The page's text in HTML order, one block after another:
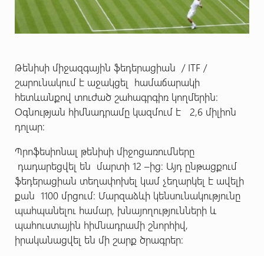
Թենիսի միջազգային ֆեդերացիան / ITF /
շարունակում է աջակցել համաճարակի
հետևանքով տուժած շահագրգիռ կողմերին։
Օգնության հիմնադրամը կազմում է 2,6 միլիոն
դոլար։
Պրոֆեսիոնալ թենիսի միջոցառումները
դադարեցվել են մարտի 12 –ից։ Այդ ընթացքում
ֆեդերացիան տեղափոխել կամ չեղարկել է ավելի
քան 1100 մրցում։ Մարզաձևի կենսունակությունը
պահպանելու համար, խնայողությունների և
պահուստային հիմնադրամի շնորհիվ,
իրականացվել են մի շարք ծրագրեր։